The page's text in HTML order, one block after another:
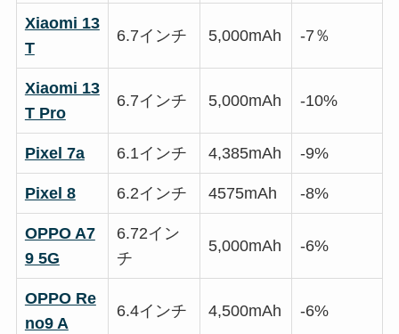
Xiaomi 13
T
6.7インチ 5,000mAh -7％
Xiaomi 13
T Pro
6.7インチ 5,000mAh -10%
Pixel 7a 6.1インチ 4,385mAh -9%
Pixel 8 6.2インチ 4575mAh -8%
OPPO A7
9 5G
6.72イン
チ
5,000mAh -6%
OPPO Re
no9 A
6.4インチ 4,500mAh -6%